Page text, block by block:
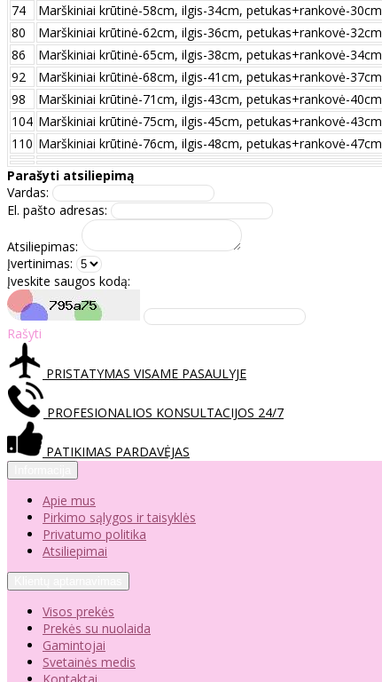
74
Marškiniai krūtinė-58cm, ilgis-34cm, petukas+rankovė-30cm
80
Marškiniai krūtinė-62cm, ilgis-36cm, petukas+rankovė-32cm
86
Marškiniai krūtinė-65cm, ilgis-38cm, petukas+rankovė-34cm
92
Marškiniai krūtinė-68cm, ilgis-41cm, petukas+rankovė-37cm
98
Marškiniai krūtinė-71cm, ilgis-43cm, petukas+rankovė-40cm
104 Marškiniai krūtinė-75cm, ilgis-45cm, petukas+rankovė-43cm
110 Marškiniai krūtinė-76cm, ilgis-48cm, petukas+rankovė-47cm
Parašyti atsiliepimą
Vardas:
El. pašto adresas:
Atsiliepimas:
Įvertinimas:
Įveskite saugos kodą:
Rašyti
PRISTATYMAS VISAME PASAULYJE
PROFESIONALIOS KONSULTACIJOS 24/7
PATIKIMAS PARDAVĖJAS
Apie mus
Pirkimo sąlygos ir taisyklės
Privatumo politika
Atsiliepimai
Visos prekės
Prekės su nuolaida
Gamintojai
Svetainės medis